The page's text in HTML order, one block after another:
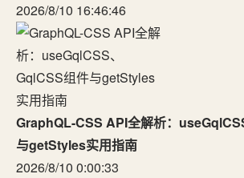
2026/8/10 16:46:46
GraphQL-CSS API全解析：
与getStyles实用指南
2026/8/10 0:00:33